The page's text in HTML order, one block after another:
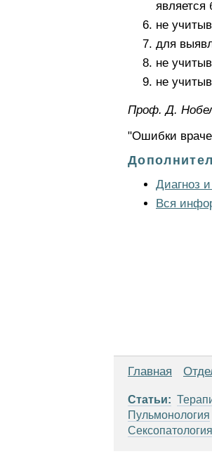
является
не
для
не
не
Проф. Д.
"Ошибки
Диагноз
Вся
Главная
Статьи:
Пульмонология
Сексопатология